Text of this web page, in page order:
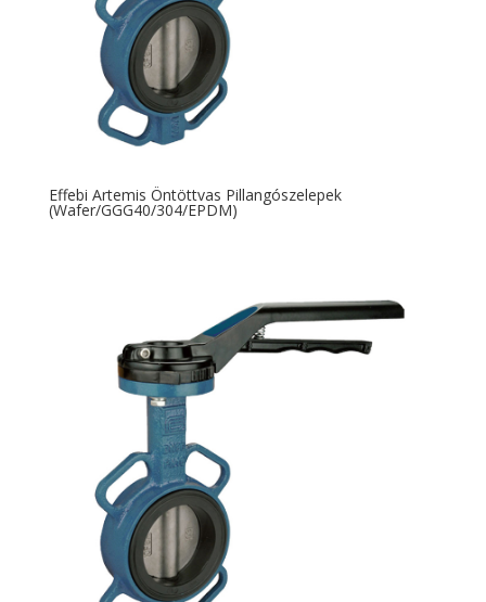
Effebi Artemis Öntöttvas Pillangószelepek
(Wafer/GGG40/304/EPDM)